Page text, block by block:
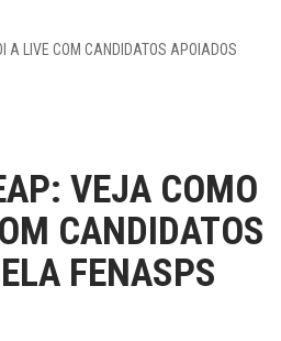
A LIVE COM CANDIDATOS APOIADOS
VEJA COMO
CANDIDATOS
FENASPS